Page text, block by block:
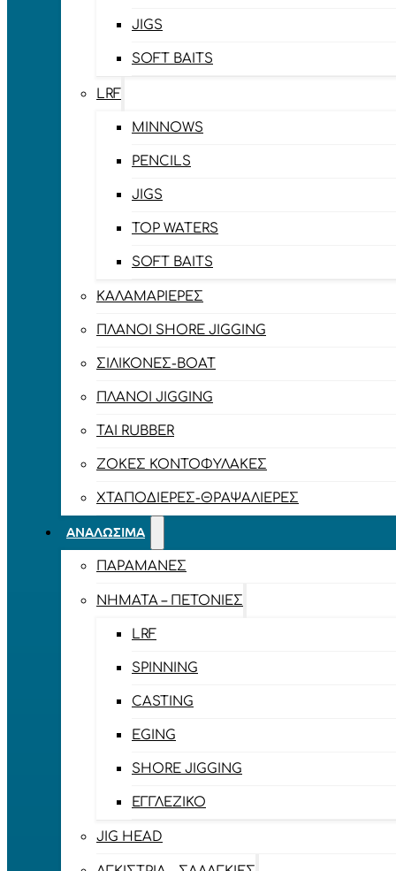
JIGS
SOFT BAITS
LRF
MINNOWS
PENCILS
JIGS
TOP WATERS
SOFT BAITS
ΚΑΛΑΜΑΡΙΈΡΕΣ
ΠΛΆΝΟΙ SHORE JIGGING
ΣΙΛΙΚΌΝΕΣ-BOAT
ΠΛΆΝΟΙ JIGGING
TAI RUBBER
ΖΌΚΕΣ ΚΟΝΤΟΦΎΛΑΚΕΣ
ΧΤΑΠΟΔΙΈΡΕΣ-ΘΡΑΨΑΛΙΈΡΕΣ
ΑΝΑΛΏΣΙΜΑ
ΠΑΡΑΜΆΝΕΣ
ΝΉΜΑΤΑ – ΠΕΤΟΝΙΈΣ
LRF
SPINNING
CASTING
EGING
SHORE JIGGING
ΕΓΓΛΈΖΙΚΟ
JIG HEAD